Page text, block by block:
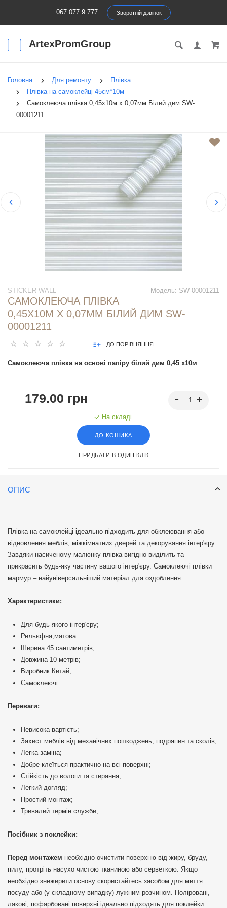
067 077 9 777 Зворотній дзвінок
ArtexPromGroup
Головна Для ремонту
Плівка
Плівка на самоклейці 45см*10м
Самоклеюча плівка 0,45х10м х 0,07мм Білий дим SW-
00001211
Модель: SW-00001211
STICKER WALL
САМОКЛЕЮЧА ПЛІВКА
0,45Х10М Х 0,07ММ БІЛИЙ ДИМ SW-
00001211
ДО ПОРІВНЯННЯ
Самоклеюча плівка на основі папіру білий дим 0,45 х10м
179.00 грн
На складі
ДО КОШИКА
ПРИДБАТИ В ОДИН КЛІК
ОПИС
Плівка на самоклейці ідеально підходить для обклеювання або
відновлення меблів, міжкімнатних дверей та декорування інтер'єру.
Завдяки насиченому малюнку плівка вигідно виділить та
прикрасить будь-яку частину вашого інтер'єру. Самоклеючі плівки
мармур – найуніверсальніший матеріал для оздоблення.
Характеристики:
Для будь-якого інтер'єру;
Рельєфна,матова
Ширина 45 сантиметрів;
Довжина 10 метрів;
Виробник Китай;
Самоклеючі.
Переваги:
Невисока вартість;
Захист меблів від механічних пошкоджень, подряпин та сколів;
Легка заміна;
Добре клеїться практично на всі поверхні;
Стійкість до вологи та стирання;
Легкий догляд;
Простий монтаж;
Тривалий термін служби;
Посібник з поклейки:
Перед монтажем необхідно очистити поверхню від жиру, бруду,
пилу, протріть насухо чистою тканиною або серветкою. Якщо
необхідно знежирити основу скористайтесь засобом для миття
посуду або (у складному випадку) лужним розчином. Поліровані,
лакові, пофарбовані поверхні ідеально підходять для поклейки